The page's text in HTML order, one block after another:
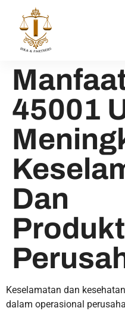
45001
Dan
Keselamatan dan
dalam operasional